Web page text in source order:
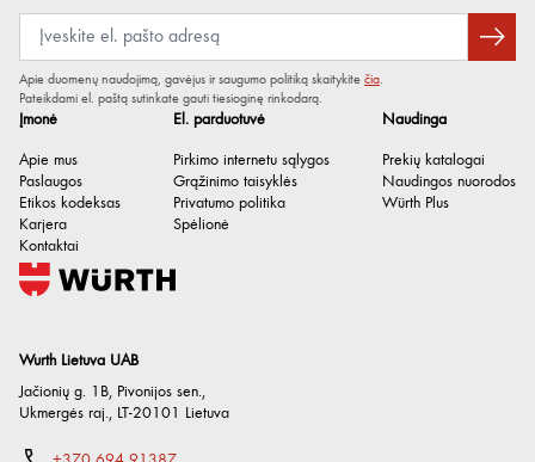
Wurth Lietuva UAB
Jačionių g. 1B, Pivonijos sen.,
Ukmergės raj., LT-20101 Lietuva
Įmonė
Apie mus
Paslaugos
Etikos kodeksas
Karjera
Kontaktai
El. parduotuvė
Pirkimo internetu sąlygos
Grąžinimo taisyklės
Privatumo politika
Spėlionė
Naudinga
Prekių katalogai
Naudingos nuorodos
Würth Plus
Apie duomenų naudojimą, gavėjus ir saugumo politiką skaitykite čia.
Pateikdami el. paštą sutinkate gauti tiesioginę rinkodarą.